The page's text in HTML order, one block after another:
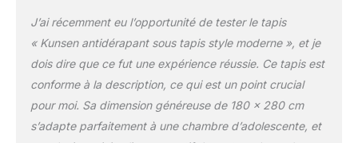
J’ai récemment eu l’opportunité de tester le tapis
« Kunsen antidérapant sous tapis style moderne », et je
dois dire que ce fut une expérience réussie. Ce tapis est
conforme à la description, ce qui est un point crucial
pour moi. Sa dimension généreuse de 180 x 280 cm
s’adapte parfaitement à une chambre d’adolescente, et